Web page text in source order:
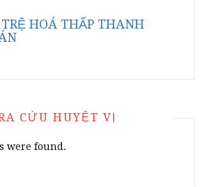
HOÁ THẤP THANH
CỨU HUYỆT VỊ
were found.